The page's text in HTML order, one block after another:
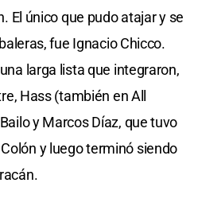
El único que pudo atajar y se
fue Ignacio Chicco.
larga lista que integraron,
Hass (también en All
y Marcos Díaz, que tuvo
y luego terminó siendo